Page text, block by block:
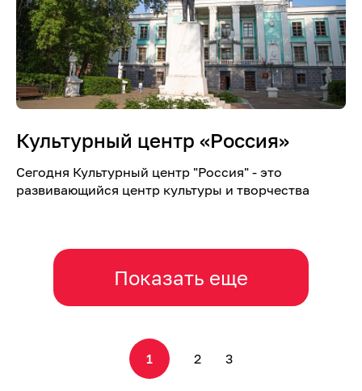
Культурный центр «Россия»
Сегодня Культурный центр "Россия" - это
развивающийся центр культуры и творчества
Показать еще
1 2 3